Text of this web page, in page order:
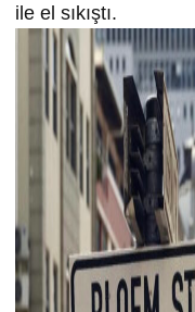
ile el sıkıştı.